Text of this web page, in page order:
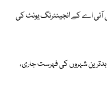
آئی اے کے انجینئرنگ یونٹ کی
بدترین شہروں کی فہرست جاری،